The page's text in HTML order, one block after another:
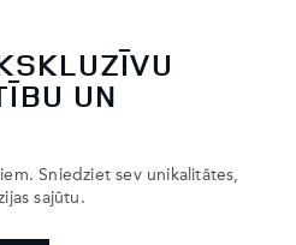
UN
Sniedziet sev unikalitātes,
sajūtu.